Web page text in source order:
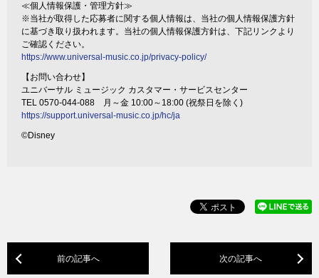
≪個人情報保護・管理方針≫
※当社が取得した応募者に関する個人情報は、当社の個人情報保護方針
に基づき取り扱われます。当社の個人情報保護方針は、下記リンクより
ご確認ください。
https://www.universal-music.co.jp/privacy-policy/
【お問い合わせ】
ユニバーサル ミュージック カスタマー・サービスセンター
TEL 0570-044-088 月～金 10:00～18:00 (祝祭日を除く)
https://support.universal-music.co.jp/hc/ja
©Disney
前の記事へ 次の記事へ